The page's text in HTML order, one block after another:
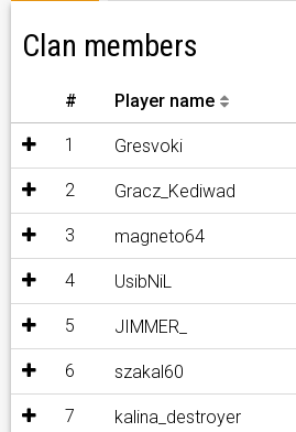
Clan members
# Player name
1 Gresvoki
2 Gracz_Kediwad
3 magneto64
4 UsibNiL
5 JIMMER_
6 szakal60
7 kalina_destroyer